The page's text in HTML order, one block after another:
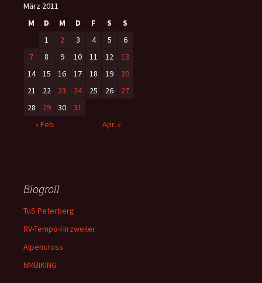
März 2011
M
D M D F S
S
1
2 3 4 5
6
7
8 9 10 11 12
13
14
15 16 17 18 19
20
21
22 23 24 25 26
27
28
29 30
31
« Feb.
Apr. »
Blogroll
TuS Peterberg
RV-Tempo-Hirzweiler
Alpencross
NMBIKING